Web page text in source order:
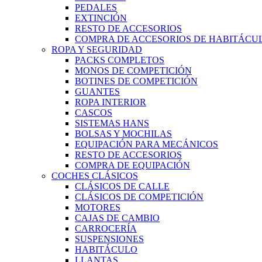
PEDALES
EXTINCIÓN
RESTO DE ACCESORIOS
COMPRA DE ACCESORIOS DE
ROPA Y SEGURIDAD
PACKS COMPLETOS
MONOS DE COMPETICIÓN
BOTINES DE COMPETICIÓN
GUANTES
ROPA INTERIOR
CASCOS
SISTEMAS HANS
BOLSAS Y MOCHILAS
EQUIPACIÓN PARA MECÁNICOS
RESTO DE ACCESORIOS
COMPRA DE EQUIPACIÓN
COCHES CLÁSICOS
CLÁSICOS DE CALLE
CLÁSICOS DE COMPETICIÓN
MOTORES
CAJAS DE CAMBIO
CARROCERÍA
SUSPENSIONES
HABITÁCULO
LLANTAS